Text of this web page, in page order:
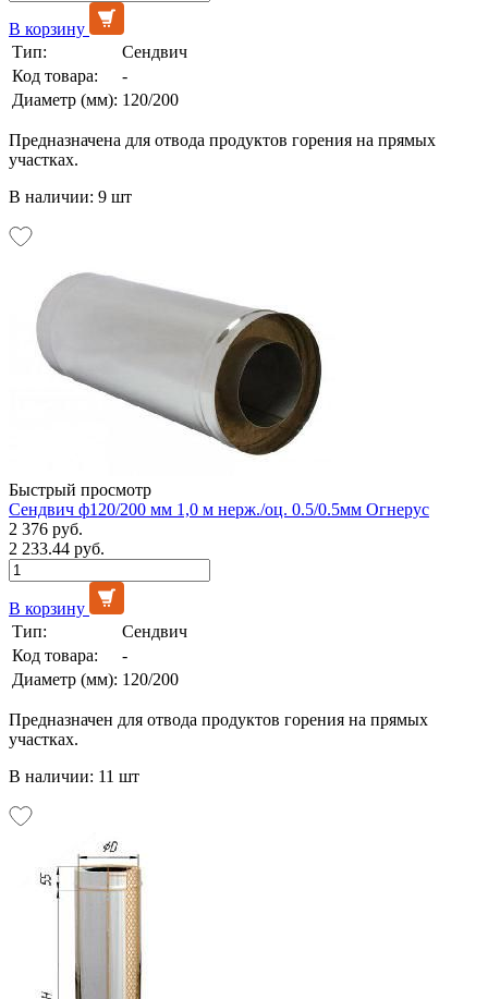
В корзину
Тип:
Сендвич
Код товара:
-
Диаметр (мм): 120/200
Предназначена для отвода продуктов горения на прямых
участках.
В наличии: 9 шт
Быстрый просмотр
Сендвич ф120/200 мм 1,0 м нерж./оц. 0.5/0.5мм Огнерус
2 376 руб.
2 233.44 руб.
В корзину
Тип:
Сендвич
Код товара:
-
Диаметр (мм): 120/200
Предназначен для отвода продуктов горения на прямых
участках.
В наличии: 11 шт